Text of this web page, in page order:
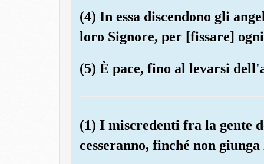
(4) In essa discendono gli
loro Signore, per [fissare]
(5) È pace, fino al levarsi
(1) I miscredenti fra la gente
cesseranno, finché non